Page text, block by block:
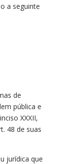
a seguinte
de
pública e
XXXII,
48 de suas
jurídica que